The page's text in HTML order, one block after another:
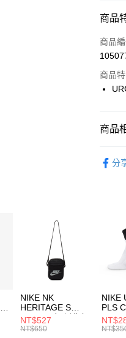
合
華
上
國
聯
台
LINE
Apple
【關
３．
【「
１．
付」
２．
３．
／
※ 請
絡購
先享
每筆
每筆
付款
每筆
商品
商品
商品
商品
促銷
促銷活
分
NIKE NK
HERITAGE S
SMIT 男女 側背包
BA5871010
NT$527
NT$650
NIKE
PLS
144
襪